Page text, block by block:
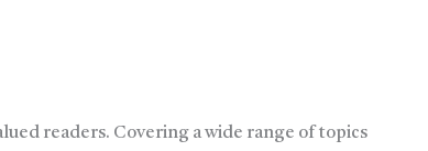
readers. Covering a wide range of topics